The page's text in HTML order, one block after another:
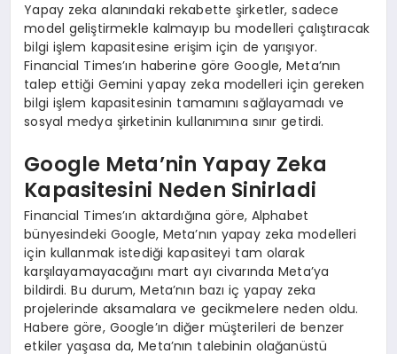
Yapay zeka alanındaki rekabette şirketler, sadece
model geliştirmekle kalmayıp bu modelleri çalıştıracak
bilgi işlem kapasitesine erişim için de yarışıyor.
Financial Times’ın haberine göre Google, Meta’nın
talep ettiği Gemini yapay zeka modelleri için gereken
bilgi işlem kapasitesinin tamamını sağlayamadı ve
sosyal medya şirketinin kullanımına sınır getirdi.
Google Meta’nin Yapay Zeka
Kapasitesini Neden Sinirladi
Financial Times’ın aktardığına göre, Alphabet
bünyesindeki Google, Meta’nın yapay zeka modelleri
için kullanmak istediği kapasiteyi tam olarak
karşılayamayacağını mart ayı civarında Meta’ya
bildirdi. Bu durum, Meta’nın bazı iç yapay zeka
projelerinde aksamalara ve gecikmelere neden oldu.
Habere göre, Google’ın diğer müşterileri de benzer
etkiler yaşasa da, Meta’nın talebinin olağanüstü